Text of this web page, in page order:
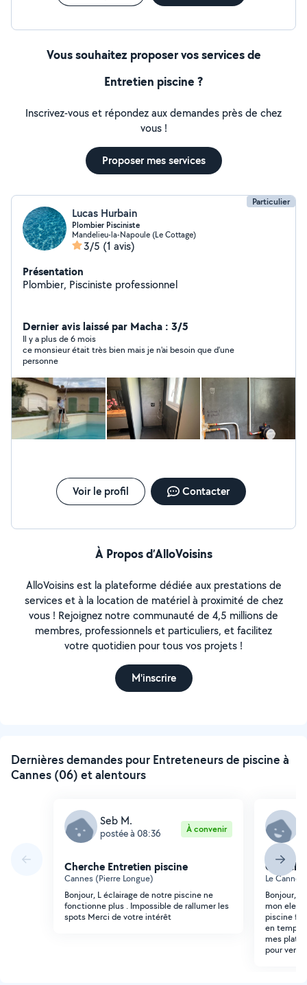
Vous souhaitez proposer vos services de
Entretien piscine ?
Inscrivez-vous et répondez aux demandes près de chez
vous !
Proposer mes services
Particulier
Lucas Hurbain
Plombier Pisciniste
Mandelieu-la-Napoule (Le Cottage)
3/5 (1 avis)
Présentation
Plombier, Pisciniste professionnel
Dernier avis laissé par Macha : 3/5
Il y a plus de 6 mois
ce monsieur était très bien mais je n'ai besoin que d'une
personne
Voir le profil Contacter
À Propos d’AlloVoisins
AlloVoisins est la plateforme dédiée aux prestations de
services et à la location de matériel à proximité de chez
vous ! Rejoignez notre communauté de 4,5 millions de
membres, professionnels et particuliers, et facilitez
votre quotidien pour tous vos projets !
M'inscrire
Dernières demandes pour Entreteneurs de piscine à
Cannes (06) et alentours
Seb M.
postée à 08:36 À convenir
Cherche Entretien piscine
Cannes (Pierre Longue)
Bonjour, L éclairage de notre piscine ne
fonctionne plus . Impossible de rallumer les
spots Merci de votre intérêt
Le
Bonjour,
mon
piscine
en temps
mes
pour venir